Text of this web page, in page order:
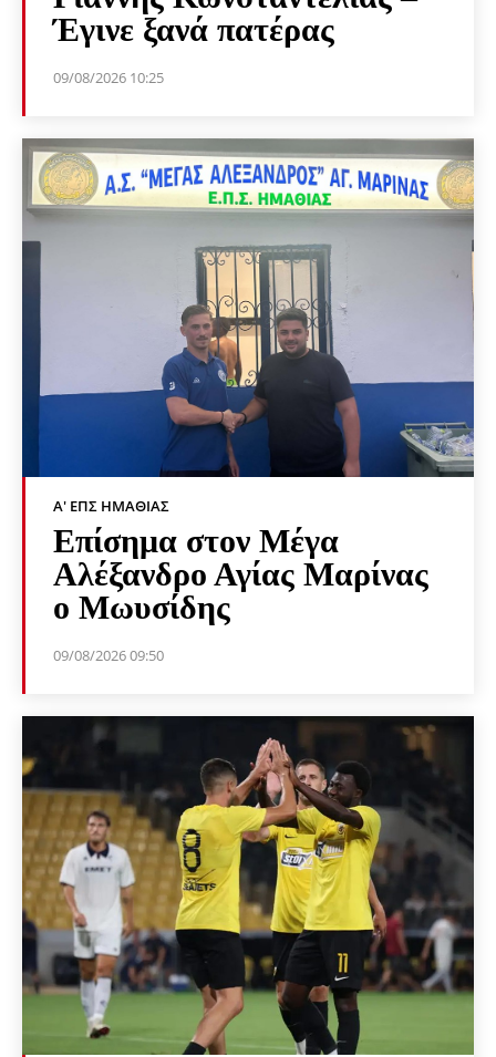
Έγινε ξανά πατέρας
09/08/2026 10:25
Α' ΕΠΣ ΗΜΑΘΊΑΣ
Επίσημα στον Μέγα
Αλέξανδρο Αγίας Μαρίνας
ο Μωυσίδης
09/08/2026 09:50